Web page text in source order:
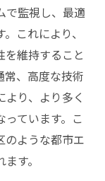
で監視し、最適
これにより、
維持すること
常、高度な技術
り、より多く
ています。こ
のような都市エ
す。